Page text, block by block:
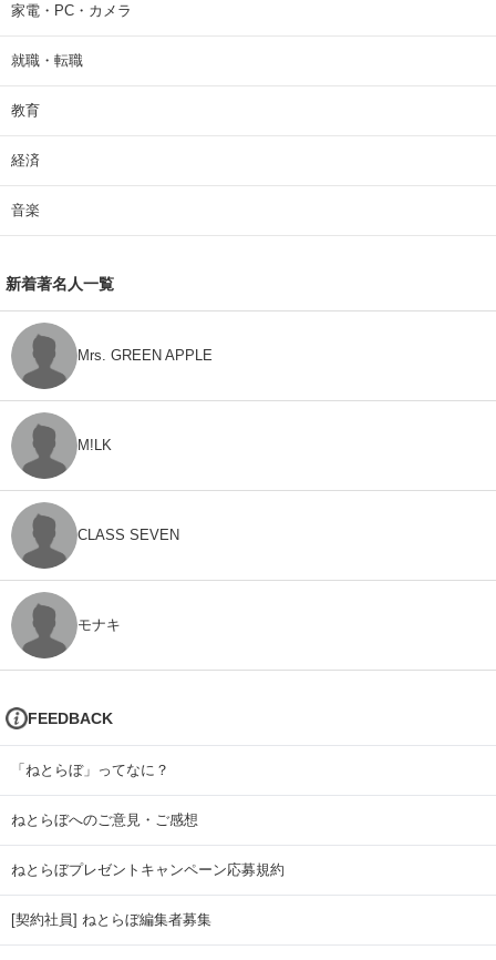
家電・PC・カメラ
就職・転職
教育
経済
音楽
新着著名人一覧
Mrs. GREEN APPLE
M!LK
CLASS SEVEN
モナキ
FEEDBACK
「ねとらぼ」ってなに？
ねとらぼへのご意見・ご感想
ねとらぼプレゼントキャンペーン応募規約
[契約社員] ねとらぼ編集者募集